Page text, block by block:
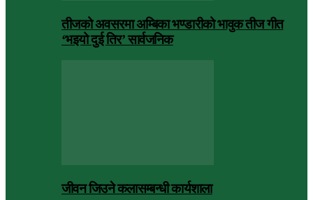
तीजको अवसरमा अम्बिका भण्डारीको भावुक तीज गीत
‘भइयो दुई तिर’ सार्वजनिक
जीवन जिउने कलासम्बन्धी कार्यशाला